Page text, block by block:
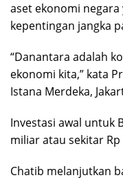
aset ekonomi
kepentingan jangka
“Danantara adalah
ekonomi kita,” kata
Istana Merdeka,
Investasi awal untuk
miliar atau sekitar
Chatib melanjutkan